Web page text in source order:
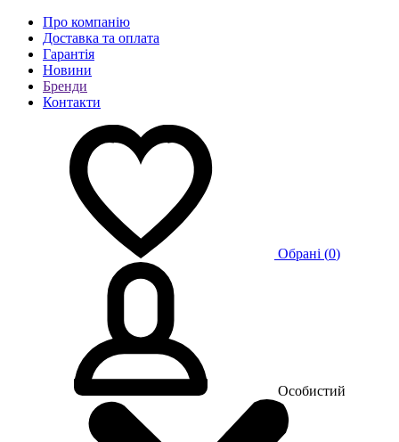
Про компанію
Доставка та оплата
Гарантія
Новини
Бренди
Контакти
Обрані (0)
Особистий